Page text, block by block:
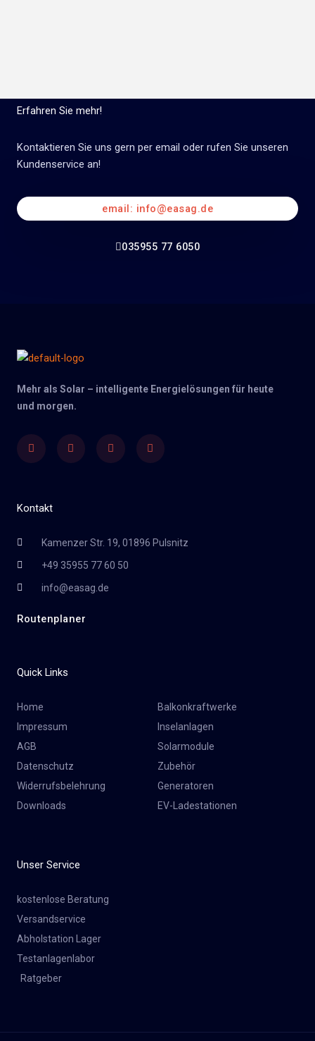
Erfahren Sie mehr!
Kontaktieren Sie uns gern per email oder rufen Sie unseren
Kundenservice an!
email: info@easag.de
035955 77 6050
Mehr als Solar – intelligente Energielösungen für heute
und morgen.
FacebookTwitter Youtube Instagram
Kontakt
Kamenzer Str. 19, 01896 Pulsnitz
+49 35955 77 60 50
info@easag.de
Routenplaner
Quick Links
Home
Impressum
AGB
Datenschutz
Widerrufsbelehrung
Downloads
Balkonkraftwerke
Inselanlagen
Solarmodule
Zubehör
Generatoren
EV-Ladestationen
Unser Service
kostenlose Beratung
Versandservice
Abholstation Lager
Testanlagenlabor
Ratgeber